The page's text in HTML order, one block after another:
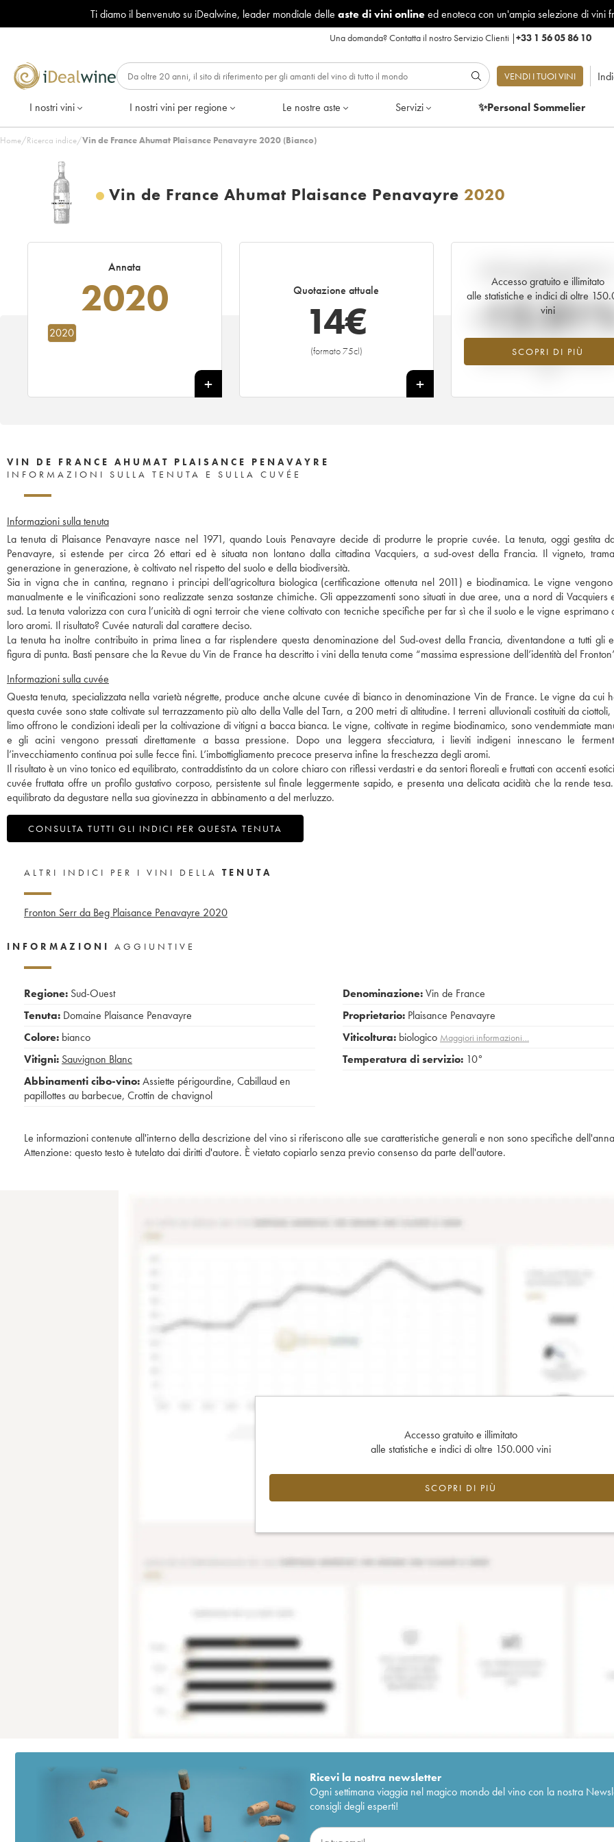
Ti diamo il benvenuto su iDealwine, leader mondiale delle aste di vini onlineed enoteca con un'ampia selezione di vini
Una domanda?Contatta il nostro Servizio Clienti |+33 1 56 05 86 10
VENDI I TUOI VINI
I nostri vini I nostri vini per regione Le nostre aste Servizi ✨Personal Sommelier
Home/Ricerca indice/Vin de France Ahumat Plaisance Penavayre 2020 (Bianco)
Vin de France Ahumat Plaisance Penavayre 2020
Annata
2020
2020
Quotazione attuale
14€
(formato 75cl)
+
Accesso gratuito e illimitato
alle statistiche e indici di oltre
vini
SCOPRI DI PIÙ
tempo reale
-
Tendenza al ribasso per il valore
dell'annata 2020 nel 2026 rispetto
VIN DE FRANCE AHUMAT PLAISANCE PENAVAYRE
INFORMAZIONI SULLA TENUTA E SULLA CUVÉE
Informazioni sulla tenuta
La tenuta di Plaisance Penavayre nasce nel 1971, quando Louis Penavayre decide di produrre le proprie cuvée. La tenuta, oggi gestita
Penavayre, si estende per circa 26 ettari ed è situata non lontano dalla cittadina Vacquiers, a sud-ovest della Francia. Il vigneto,
generazione in generazione, è coltivato nel rispetto del suolo e della biodiversità.
Sia in vigna che in cantina, regnano i principi dell’agricoltura biologica (certificazione ottenuta nel 2011) e biodinamica. Le vigne
manualmente e le vinificazioni sono realizzate senza sostanze chimiche. Gli appezzamenti sono situati in due aree, una a nord di Vacquiers
sud. La tenuta valorizza con cura l’unicità di ogni terroir che viene coltivato con tecniche specifiche per far sì che il suolo e le vigne esprimano
loro aromi. Il risultato? Cuvée naturali dal carattere deciso.
La tenuta ha inoltre contribuito in prima linea a far risplendere questa denominazione del Sud-ovest della Francia, diventandone a tutti gli
figura di punta. Basti pensare che la Revue du Vin de France ha descritto i vini della tenuta come “massima espressione dell’identità del
Informazioni sulla cuvée
Questa tenuta, specializzata nella varietà négrette, produce anche alcune cuvée di bianco in denominazione Vin de France. Le vigne da cui
questa cuvée sono state coltivate sul terrazzamento più alto della Valle del Tarn, a 200 metri di altitudine. I terreni alluvionali costituiti da ciottoli,
limo offrono le condizioni ideali per la coltivazione di vitigni a bacca bianca. Le vigne, coltivate in regime biodinamico, sono vendemmiate
e gli acini vengono pressati direttamente a bassa pressione. Dopo una leggera sfecciatura, i lieviti indigeni innescano le
l’invecchiamento continua poi sulle fecce fini. L’imbottigliamento precoce preserva infine la freschezza degli aromi.
Il risultato è un vino tonico ed equilibrato, contraddistinto da un colore chiaro con riflessi verdastri e da sentori floreali e fruttati con accenti
cuvée fruttata offre un profilo gustativo corposo, persistente sul finale leggermente sapido, e presenta una delicata acidità che la rende
equilibrato da degustare nella sua giovinezza in abbinamento a del merluzzo.
CONSULTA TUTTI GLI INDICI PER QUESTA TENUTA
ALTRI INDICI PER I VINI DELLA TENUTA
Fronton Serr da Beg Plaisance Penavayre 2020
INFORMAZIONI AGGIUNTIVE
Regione: Sud-Ouest
Tenuta: Domaine Plaisance Penavayre
Colore: bianco
Vitigni: Sauvignon Blanc
Abbinamenti cibo-vino:Assiette périgourdine, Cabillaud en
papillottes au barbecue, Crottin de chavignol
Denominazione:Vin de France
Proprietario: Plaisance Penavayre
Viticoltura: biologico Maggiori informazioni…
Temperatura di servizio: 10°
Le informazioni contenute all'interno della descrizione del vino si riferiscono alle sue caratteristiche generali e non sono specifiche
Attenzione: questo testo è tutelato dai diritti d'autore. È vietato copiarlo senza previo consenso da parte dell'autore.
Accesso gratuito e illimitato
alle statistiche e indici di oltre 150.000 vini
SCOPRI DI PIÙ
Ricevi la nostra newsletter
Ogni settimana viaggia nel magico mondo del vino con la nostra
consigli degli esperti!